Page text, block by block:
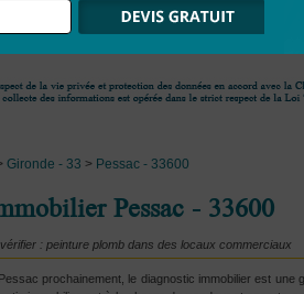
Gironde - 33 > Pessac - 33600
Pessac - 33600
vérifier : peinture plomb dans des locaux commerciaux
prochainement, le diagnostic immobilier est une